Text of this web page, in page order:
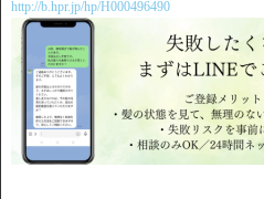
http://b.hpr.jp/hp/H000496490